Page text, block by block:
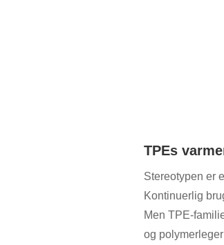
TPEs
Stereotypen er
Kontinuerlig
Men TPE-
og